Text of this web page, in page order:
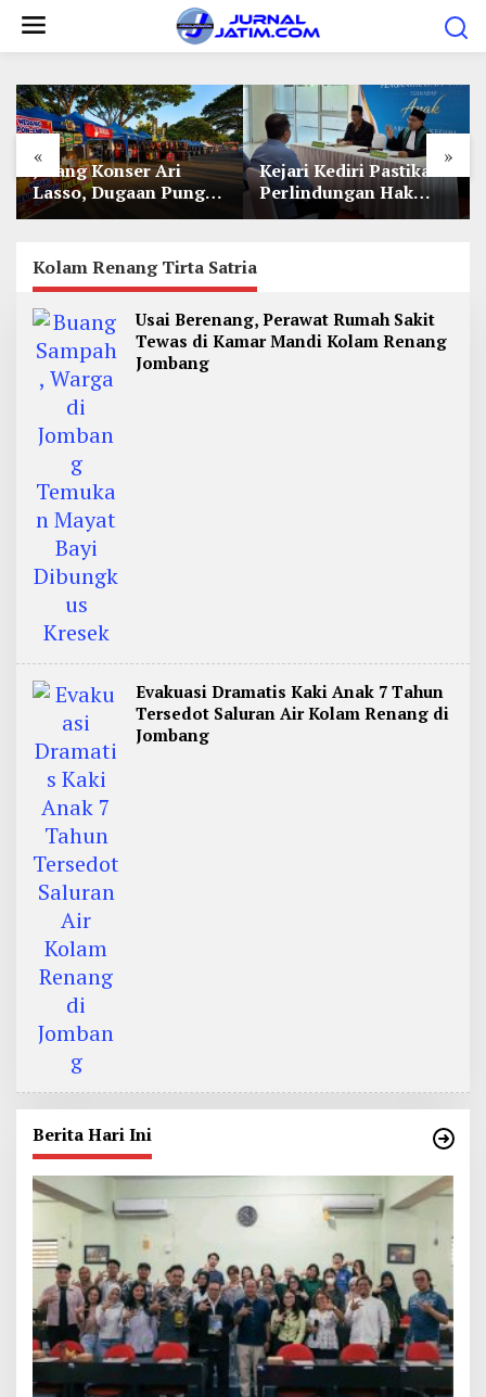
« »
Jelang Konser Ari
Lasso, Dugaan Pungli
Lapak UMKM di Hari
Kejari Kediri Pastikan
Perlindungan Hak
Anak Lewat Penetapan
Kolam Renang Tirta Satria
Usai Berenang, Perawat Rumah Sakit
Tewas di Kamar Mandi Kolam Renang
Jombang
Evakuasi Dramatis Kaki Anak 7 Tahun
Tersedot Saluran Air Kolam Renang di
Jombang
Berita Hari Ini